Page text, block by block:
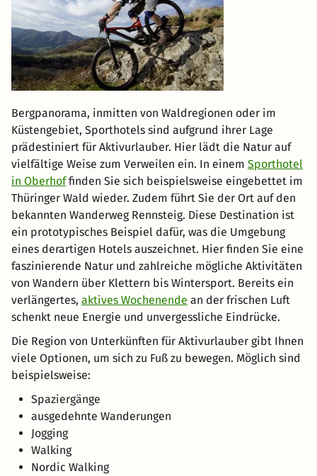
Bergpanorama, inmitten von Waldregionen oder im
Küstengebiet, Sporthotels sind aufgrund ihrer Lage
prädestiniert für Aktivurlauber. Hier lädt die Natur auf
vielfältige Weise zum Verweilen ein. In einem Sporthotel
in Oberhoffinden Sie sich beispielsweise eingebettet im
Thüringer Wald wieder. Zudem führt Sie der Ort auf den
bekannten Wanderweg Rennsteig. Diese Destination ist
ein prototypisches Beispiel dafür, was die Umgebung
eines derartigen Hotels auszeichnet. Hier finden Sie eine
faszinierende Natur und zahlreiche mögliche Aktivitäten
von Wandern über Klettern bis Wintersport. Bereits ein
verlängertes, aktives Wochenende an der frischen Luft
schenkt neue Energie und unvergessliche Eindrücke.
Die Region von Unterkünften für Aktivurlauber gibt Ihnen
viele Optionen, um sich zu Fuß zu bewegen. Möglich sind
beispielsweise:
Spaziergänge
ausgedehnte Wanderungen
Jogging
Walking
Nordic Walking